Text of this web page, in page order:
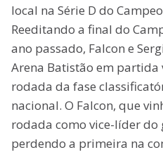
local na Série D do
Reeditando a final do
ano passado, Falcon e
Arena Batistão em
rodada da fase
nacional. O Falcon, que
rodada como vice-líder do
perdendo a primeira na